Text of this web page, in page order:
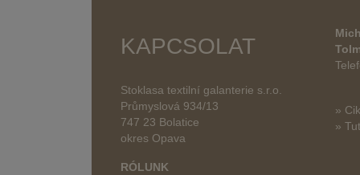
KAPCSOLAT
Stoklasa textilní galanterie s.r.o.
Průmyslová 934/13
747 23 Bolatice
okres Opava
RÓLUNK
»
»